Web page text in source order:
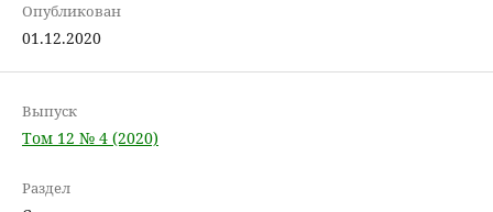
Опубликован
01.12.2020
Выпуск
Том 12 № 4 (2020)
Раздел